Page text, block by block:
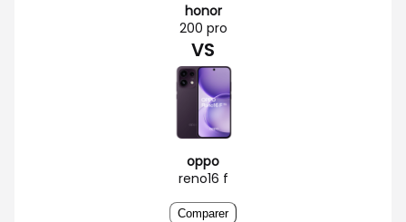
honor
200 pro
VS
oppo
reno16 f
Comparer